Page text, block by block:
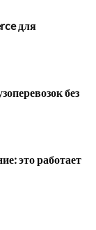
для
без
это работает